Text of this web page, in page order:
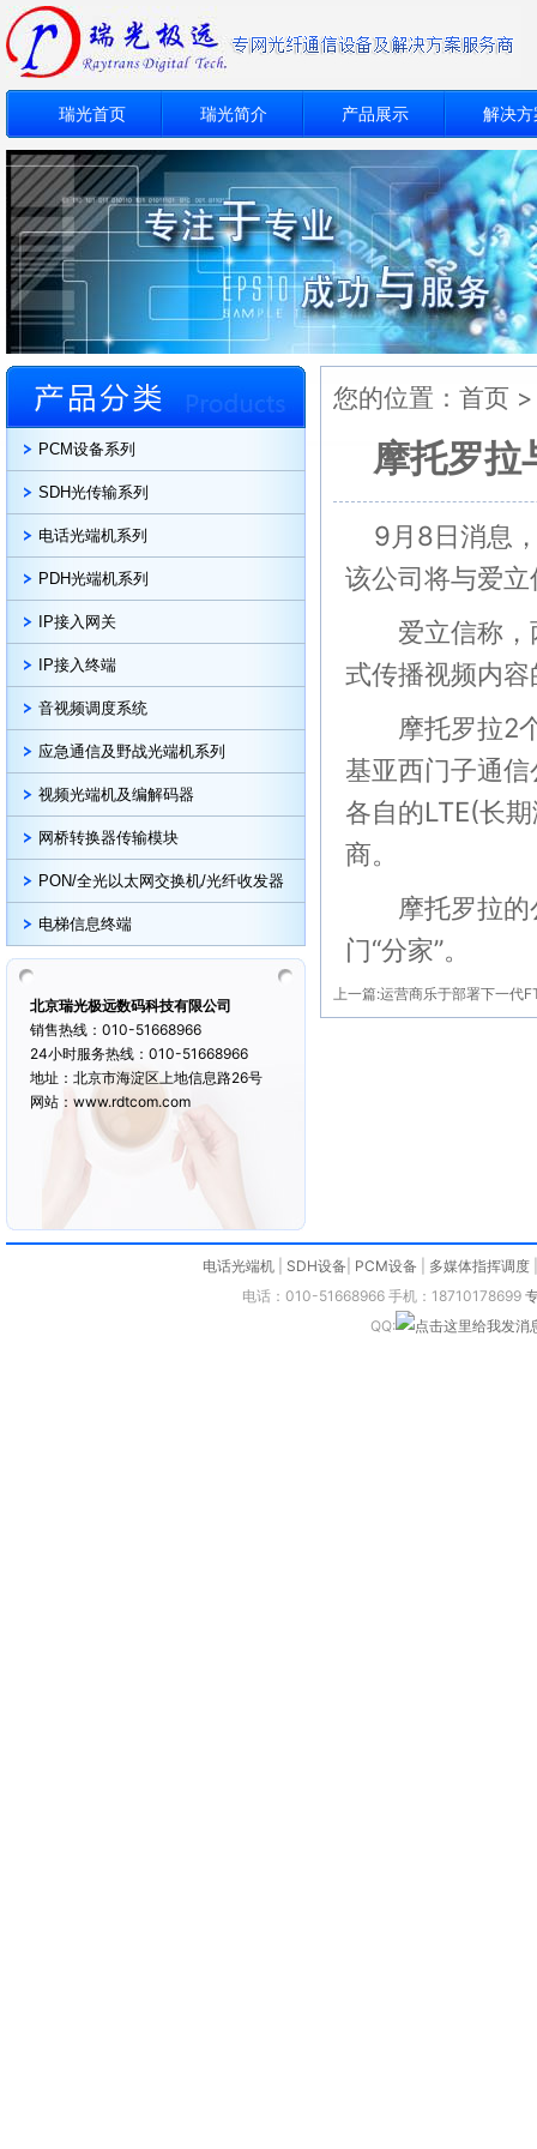
瑞光首页 瑞光简介 产品展示 解决方
PCM设备系列
SDH光传输系列
电话光端机系列
PDH光端机系列
IP接入网关
IP接入终端
音视频调度系统
应急通信及野战光端机系列
视频光端机及编解码器
网桥转换器传输模块
PON/全光以太网交换机/光纤收发器
电梯信息终端
北京瑞光极远数码科技有限公司
销售热线：010-51668966
24小时服务热线：010-51668966
地址：北京市海淀区上地信息路26号
网站：www.rdtcom.com
您的位置： 首页
摩托罗拉
9月8日消息，
该公司将与爱
爱立信称，两
式传播视频内
摩托罗拉2个
基亚西门子通
各自的LTE(长
商。
摩托罗拉的
门“分家”。
上一篇:运营商乐于部署下一代
电话光端机 SDH设备 PCM设备 多媒体指挥调度
电话：010-51668966 手机：18710178699
QQ: